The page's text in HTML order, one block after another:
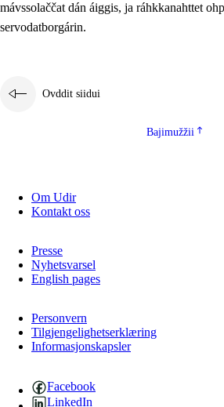
mávssolaččat dán áiggis, ja ráhkkanahttet
servodatborgárin.
Ovddit siidui
Bajimužžii
Om Udir
Kontakt oss
Presse
Nyhetsvarsel
English pages
Personvern
Tilgjengelighetserklæring
Informasjonskapsler
Facebook
LinkedIn